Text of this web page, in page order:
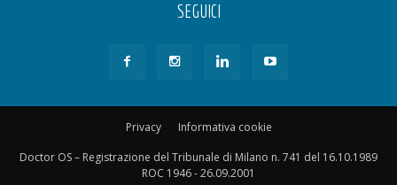
SEGUICI
Privacy
Informativa cookie
Doctor OS – Registrazione del Tribunale di Milano n. 741 del 16.10.1989
ROC 1946 - 26.09.2001